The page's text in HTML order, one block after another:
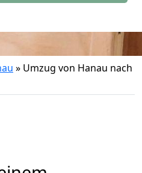
» Umzug von Hanau nach